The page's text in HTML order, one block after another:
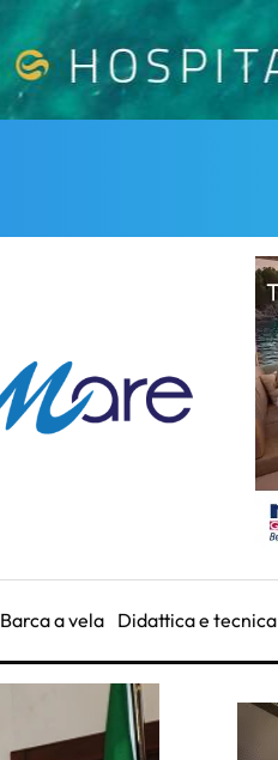
Barca a vela Didattica e tecnica